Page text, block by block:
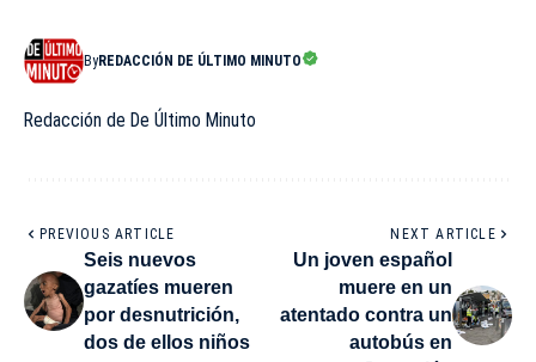
ByREDACCIÓN DE ÚLTIMO MINUTO
Redacción de De Último Minuto
PREVIOUS ARTICLE
Seis nuevos
gazatíes mueren
por desnutrición,
dos de ellos niños
NEXT ARTICLE
Un joven español
muere en un
atentado contra un
autobús en